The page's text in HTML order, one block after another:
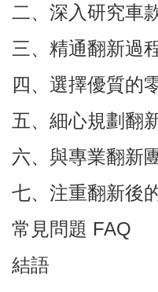
二、深入研究車
三、精通翻新過
四、選擇優質的
五、細心規劃翻
六、與專業翻新
七、注重翻新後
常見問題 FAQ
結語